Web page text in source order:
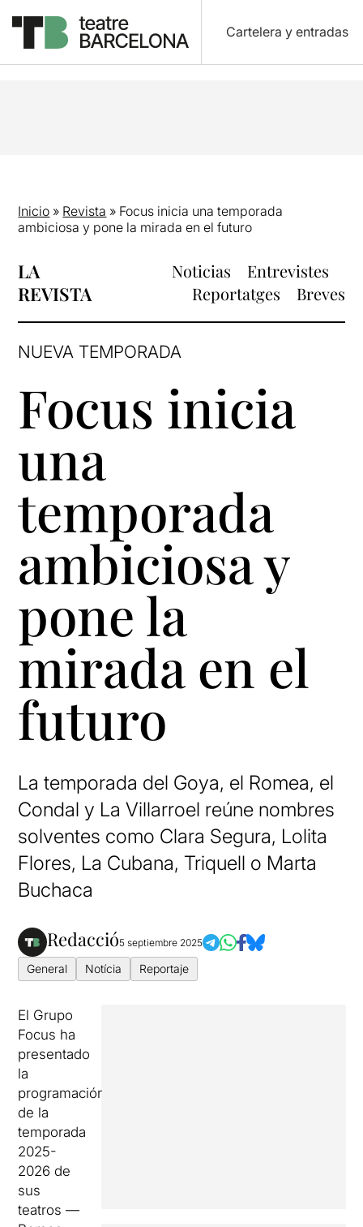
Cartelera y entradas
Inicio » Revista » Focus inicia una temporada
ambiciosa y pone la mirada en el futuro
LA
REVISTA
Noticias
Entrevistes
Reportatges
Breves
NUEVA TEMPORADA
Focus inicia
una
temporada
ambiciosa y
pone la
mirada en el
futuro
La temporada del Goya, el Romea, el
Condal y La Villarroel reúne nombres
solventes como Clara Segura, Lolita
Flores, La Cubana, Triquell o Marta
Buchaca
Redacció5 septiembre 2025
General Notícia Reportaje
El Grupo
Focus ha
presentado
la
programación
de la
temporada
2025-
2026 de
sus
teatros —